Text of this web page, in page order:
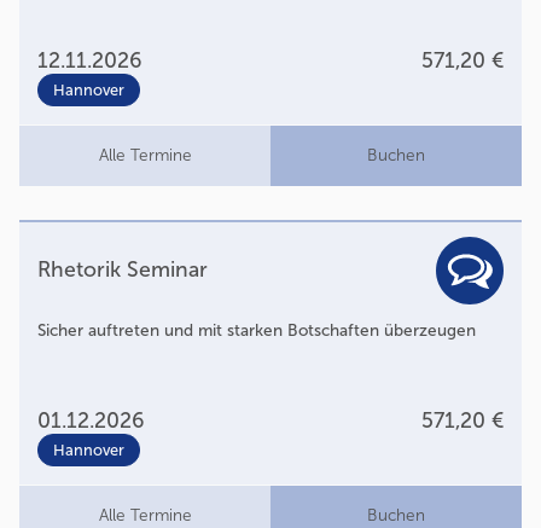
12.11.2026 571,20 €
Hannover
Alle Termine Buchen
Rhetorik Seminar
Sicher auftreten und mit starken Botschaften überzeugen
01.12.2026 571,20 €
Hannover
Alle Termine Buchen